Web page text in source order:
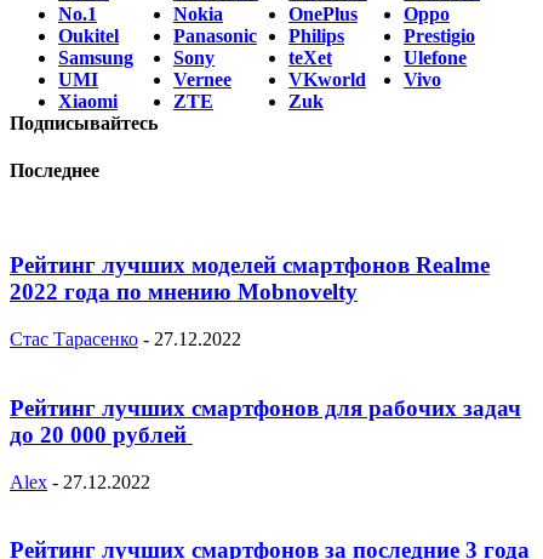
No.1
Nokia OnePlus
Oppo
Oukitel
Panasonic Philips
Prestigio
Samsung
Sony teXet
Ulefone
UMI
Vernee VKworld
Vivo
Xiaomi
ZTE
Zuk
Подписывайтесь
Последнее
Рейтинг лучших моделей смартфонов Realme
2022 года по мнению Mobnovelty
Стас Тарасенко - 27.12.2022
Рейтинг лучших смартфонов для рабочих задач
до 20 000 рублей
Alex - 27.12.2022
Рейтинг лучших смартфонов за последние 3 года